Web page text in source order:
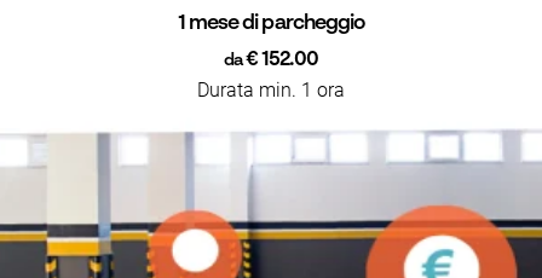
1 mese di parcheggio
da€ 152.00
Durata min. 1 ora